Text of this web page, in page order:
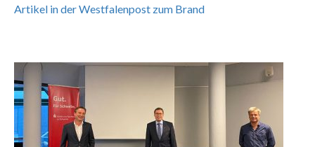
Artikel in der Westfalenpost zum Brand